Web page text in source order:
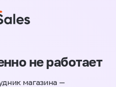
не работает
магазина —